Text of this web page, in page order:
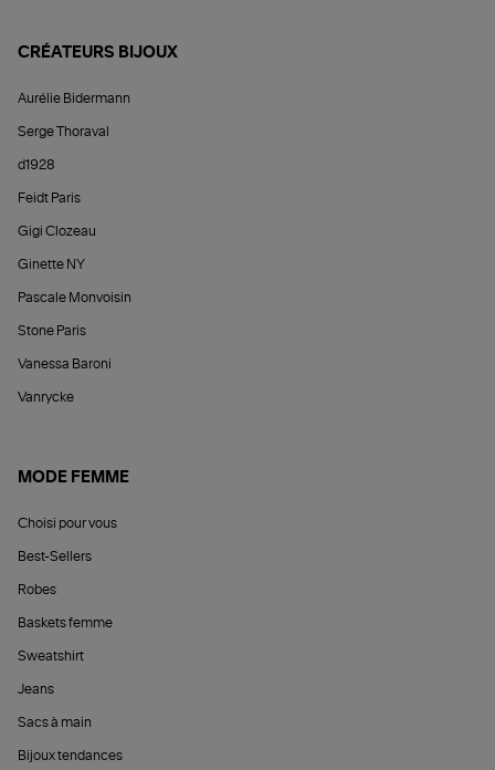
CRÉATEURS BIJOUX
Aurélie Bidermann
Serge Thoraval
d1928
Feidt Paris
Gigi Clozeau
Ginette NY
Pascale Monvoisin
Stone Paris
Vanessa Baroni
Vanrycke
MODE FEMME
Choisi pour vous
Best-Sellers
Robes
Baskets femme
Sweatshirt
Jeans
Sacs à main
Bijoux tendances